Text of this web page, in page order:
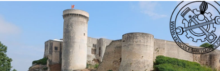
Véhicules Militaires .com
Bienvenue sur LE forum des passionnés de Véhicules Militaires de toutes nationalités et de
toutes époques. De nombreuses rubriques sont à votre disposition pour vous venir en aide,
ou simplement partager vos activités.